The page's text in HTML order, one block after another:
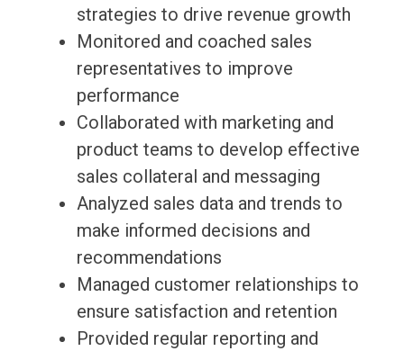
strategies to drive revenue growth
Monitored and coached sales
representatives to improve
performance
Collaborated with marketing and
product teams to develop effective
sales collateral and messaging
Analyzed sales data and trends to
make informed decisions and
recommendations
Managed customer relationships to
ensure satisfaction and retention
Provided regular reporting and